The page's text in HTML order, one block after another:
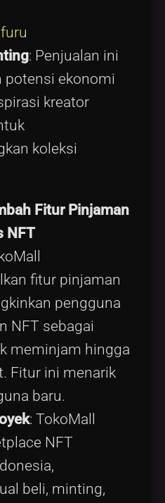
: Penjualan ini
potensi ekonomi
kreator
koleksi
Fitur Pinjaman
NFT
fitur pinjaman
pengguna
NFT sebagai
meminjam hingga
Fitur ini menarik
baru.
: TokoMall
NFT
beli, minting,